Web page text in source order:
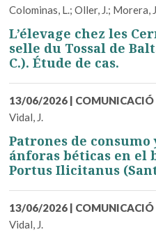
Colominas, L.; Oller, J.; Morera,
L’élevage chez les
selle du Tossal de
C.). Étude de cas.
13/06/2026 | COMUNICACIÓ
Vidal, J.
Patrones de
ánforas béticas en
Portus Ilicitanus
13/06/2026 | COMUNICACIÓ
Vidal, J.